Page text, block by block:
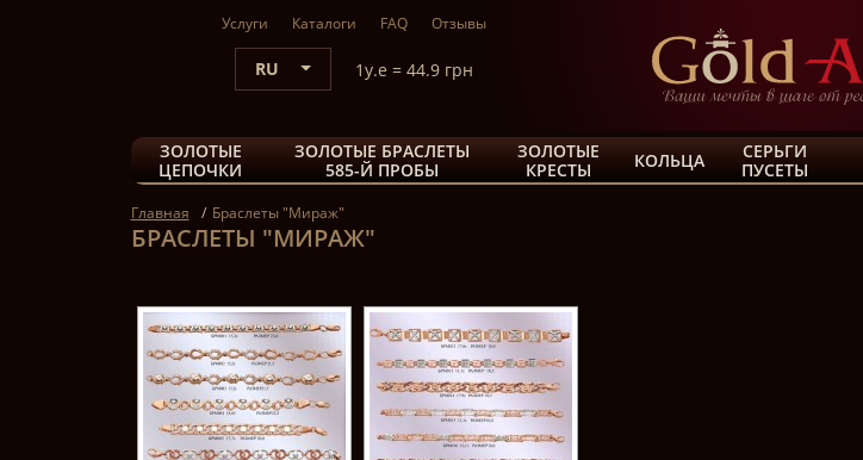
Услуги Каталоги FAQ Отзывы
RU 1y.e = 44.9 грн
ЗОЛОТЫЕ
ЦЕПОЧКИ
ЗОЛОТЫЕ БРАСЛЕТЫ
585-Й ПРОБЫ
ЗОЛОТЫЕ
КРЕСТЫ
КОЛЬЦА
СЕРЬГИ
ПУСЕТЫ
Главная Браслеты "Мираж"
БРАСЛЕТЫ "МИРАЖ"